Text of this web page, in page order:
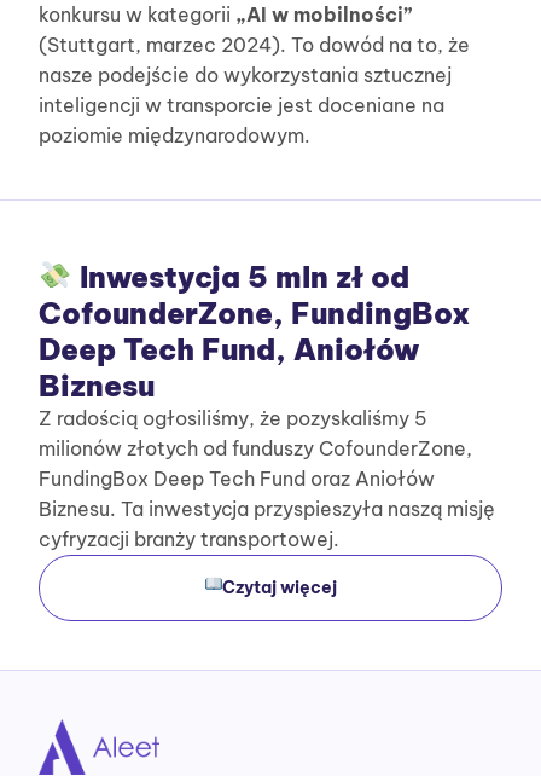
konkursu w kategorii „AI w mobilności”
(Stuttgart, marzec 2024). To dowód na to, że
nasze podejście do wykorzystania sztucznej
inteligencji w transporcie jest doceniane na
poziomie międzynarodowym.
Inwestycja 5 mln zł od
CofounderZone, FundingBox
Deep Tech Fund, Aniołów
Biznesu
Z radością ogłosiliśmy, że pozyskaliśmy 5
milionów złotych od funduszy CofounderZone,
FundingBox Deep Tech Fund oraz Aniołów
Biznesu. Ta inwestycja przyspieszyła naszą misję
cyfryzacji branży transportowej.
Czytaj więcej